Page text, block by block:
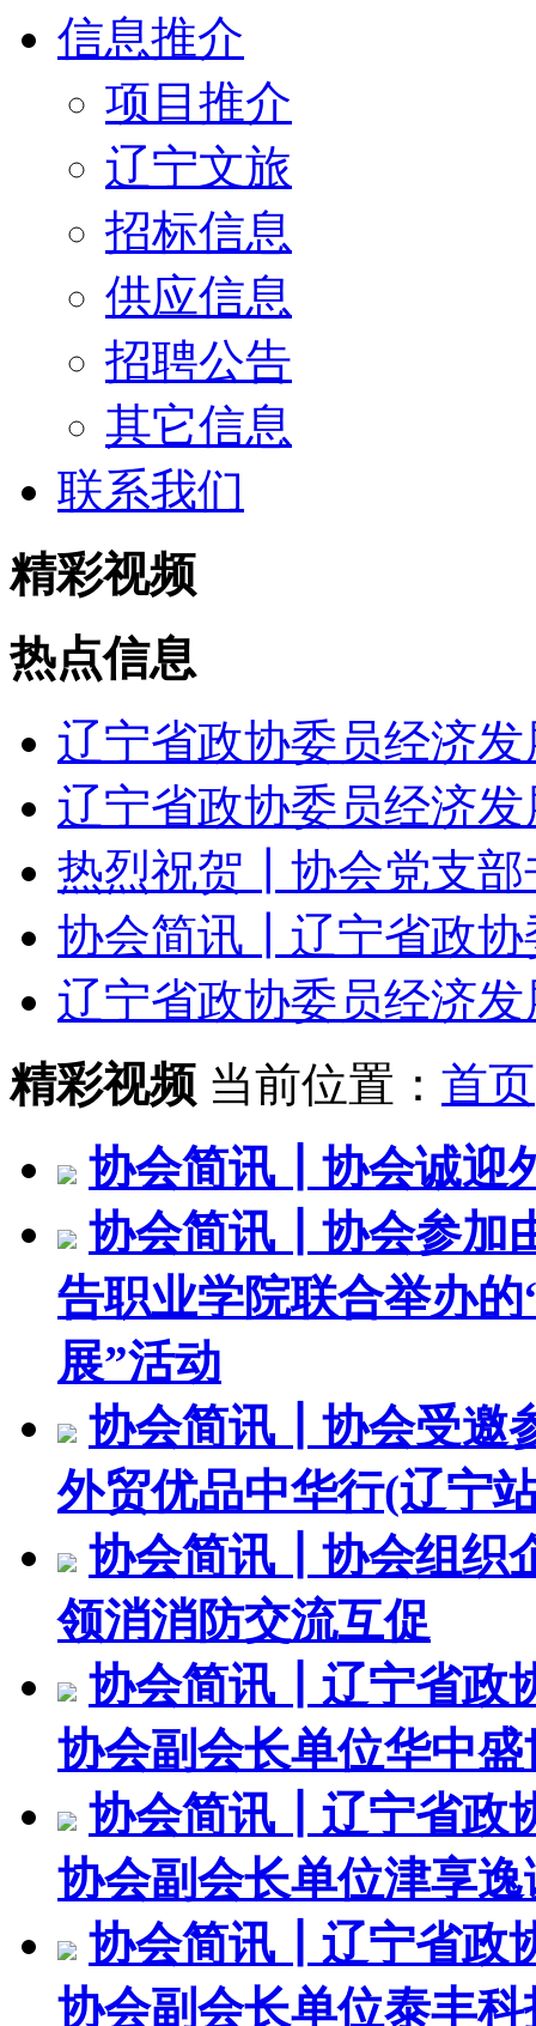
信息推介
项目推介
辽宁文旅
招标信息
供应信息
招聘公告
其它信息
联系我们
精彩视频
热点信息
辽宁省政协委员经济
辽宁省政协委员经济
热烈祝贺┃协会党支部
协会简讯┃辽宁省政协
辽宁省政协委员经济
精彩视频 当前位置： 首页
协会简讯┃协会诚迎
协会简讯┃协会参加
告职业学院联合举办
展”活动
协会简讯┃协会受邀
外贸优品中华行(辽宁
协会简讯┃协会组织
领消消防交流互促
协会简讯┃辽宁省政
协会副会长单位华中
协会简讯┃辽宁省政
协会副会长单位津享
协会简讯┃辽宁省政
协会副会长单位泰丰